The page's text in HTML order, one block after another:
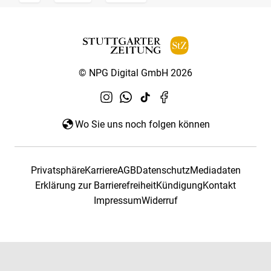
© NPG Digital GmbH 2026
Wo Sie uns noch folgen können
PrivatsphäreKarriereAGBDatenschutzMediadaten
Erklärung zur BarrierefreiheitKündigungKontakt
ImpressumWiderruf